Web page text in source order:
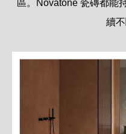
區。Novatone 瓷磚都能
續